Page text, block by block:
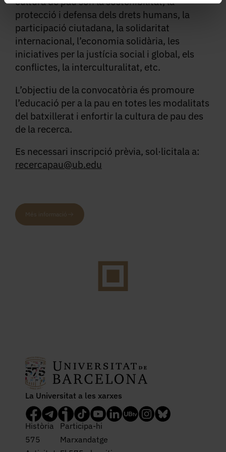
protecció i defensa dels drets humans, la
participació ciutadana, la solidaritat
internacional, l’economia solidària, les
iniciatives per la justícia social i global, els
conflictes, la interculturalitat, etc.
L’objectiu de la convocatòria és promoure
l’educació per a la pau en totes les modalitats
del batxillerat i enfortir la cultura de pau des
de la recerca.
Es necessari inscripció prèvia, sol·licitala a:
recercapau@ub.edu
Més informació
La Universitat a les xarxes
Història
575
Participa-hi
Marxandatge